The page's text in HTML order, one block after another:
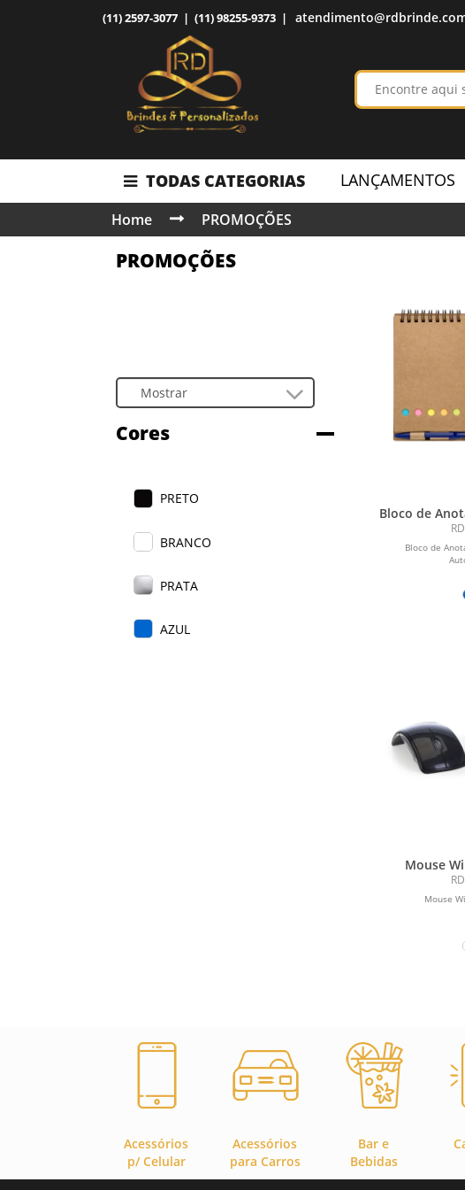
(11) 2597-3077 | (11) 98255-9373 |
TODAS CATEGORIAS LANÇAMENTOS
Home PROMOÇÕES
PROMOÇÕES
Cores
PRETO
BRANCO
PRATA
AZUL
VERMELHO E PRETO
Bloco de
e
Bloco de
Mouse
Mouse
Acessórios
p/ Celular
Acessórios
para Carros
Bar e
Bebidas